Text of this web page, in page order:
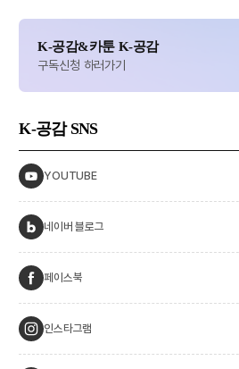
K-공감&카툰 K-공감
구독신청 하러가기
K-공감 SNS
YOUTUBE
네이버 블로그
페이스북
인스타그램